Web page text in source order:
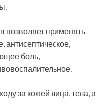
позволяет применять
антисептическое,
боль,
за кожей лица, тела, а